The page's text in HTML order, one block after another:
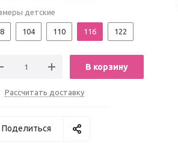
детские
104 110 116 122
В корзину
Рассчитать доставку
Поделиться